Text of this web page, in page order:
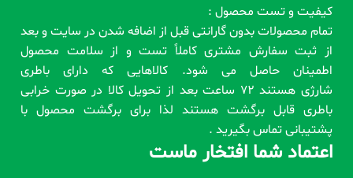
کیفیت و تست محصول :
تمام محصولات بدون گارانتی قبل از اضافه شدن در سایت و بعد
از ثبت سفارش مشتری کاملاً تست و از سلامت محصول
اطمینان حاصل می شود. کالاهایی که دارای باطری
شارژی هستند 72 ساعت بعد از تحویل کالا در صورت خرابی
باطری قابل برگشت هستند لذا برای برگشت محصول با
پشتیبانی تماس بگیرید .
اعتماد شما افتخار ماست